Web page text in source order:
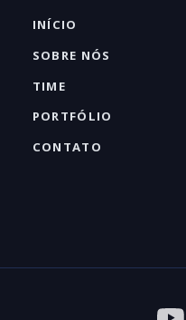
INÍCIO
SOBRE NÓS
TIME
PORTFÓLIO
CONTATO